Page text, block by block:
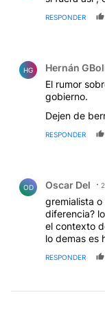
RESPONDER
HG Hernán
El rumor
gobierno.
Dejen de
RESPONDER
OD Oscar Del
gremialista
diferencia?
el contexto
lo demas es
RESPONDER